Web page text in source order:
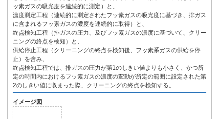
ッ素ガスの吸光度を連続的に測定）と、
濃度測定工程（連続的に測定されたフッ素ガスの吸光度に基づき、排ガス
に含まれるフッ素ガスの濃度を連続的に取得）と、
終点検知工程（排ガスの圧力、及びフッ素ガスの濃度に基づいて、クリー
ニングの終点を検知）と、
供給停止工程（クリーニングの終点を検知後、フッ素系ガスの供給を停
止）を含み、
終点検知工程では、排ガスの圧力が第1のしきい値よりも小さく、かつ所
定の時間内におけるフッ素ガスの濃度の変動が所定の範囲に設定された第
2のしきい値に収まった際、クリーニングの終点を検知する。
イメージ図